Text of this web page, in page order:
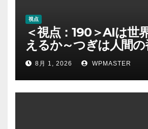
視点
＜視点：190＞AIは世
えるか～つぎは人間の
8月 1, 2026 WPMASTER